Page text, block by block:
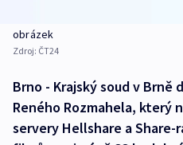
obrázek
Zdroj: ČT24
Brno - Krajský soud v
Reného Rozmahela,
servery Hellshare a Share-